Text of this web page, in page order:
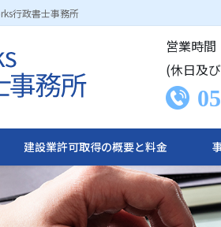
行政書士事務所
営業時
(休日及
建設業許可取得の概要と料金​